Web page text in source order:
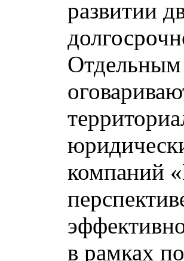
развитии
Отдельным
компаний
в рамках